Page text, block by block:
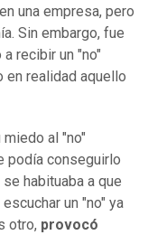
una empresa, pero
Sin embargo, fue
recibir un "no"
en realidad aquello
al "no"
podía conseguirlo
habituaba a que
un "no" ya
otro, provocó